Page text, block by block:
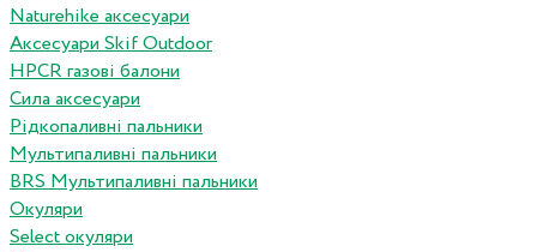
Naturehike аксесуари
Аксесуари Skif Outdoor
HPCR газові балони
Сила аксесуари
Рідкопаливні пальники
Мультипаливні пальники
BRS Мультипаливні пальники
Окуляри
Select окуляри